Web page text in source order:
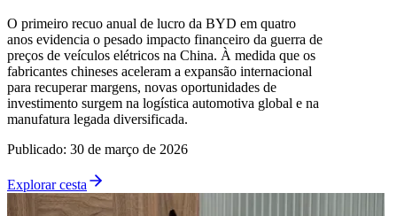
O primeiro recuo anual de lucro da BYD em quatro
anos evidencia o pesado impacto financeiro da guerra de
preços de veículos elétricos na China. À medida que os
fabricantes chineses aceleram a expansão internacional
para recuperar margens, novas oportunidades de
investimento surgem na logística automotiva global e na
manufatura legada diversificada.
Publicado: 30 de março de 2026
Explorar cesta